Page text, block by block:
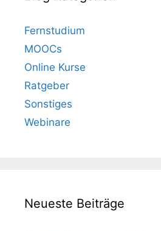
Fernstudium
MOOCs
Online Kurse
Ratgeber
Sonstiges
Webinare
Neueste Beiträge